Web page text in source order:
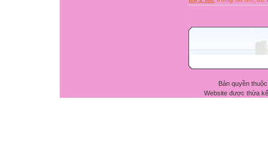
Bản quyền
Website được thừa